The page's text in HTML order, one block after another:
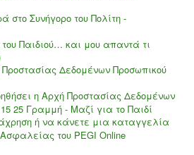
στο Συνήγορο του Πολίτη -
Παιδιού… και μου απαντά τι
Δεδομένων Προσωπικού
η Αρχή Προστασίας Δεδομένων
25 Γραμμή - Μαζί για το Παιδί
ή να κάνετε μια καταγγελία
του PEGI Online